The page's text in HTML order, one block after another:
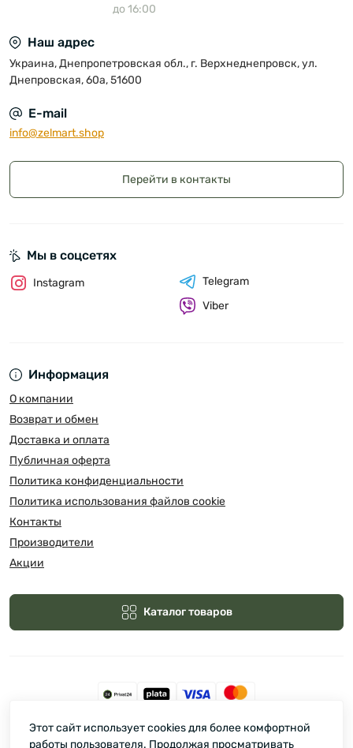
до 16:00
Наш адрес
Украина, Днепропетровская обл., г. Верхнеднепровск, ул.
Днепровская, 60а, 51600
E-mail
info@zelmart.shop
Перейти в контакты
Информация
О компании
Возврат и обмен
Доставка и оплата
Публичная оферта
Политика конфиденциальности
Политика использования файлов cookie
Контакты
Производители
Акции
Каталог товаров
Мы в соцсетях
Instagram
Telegram
Viber
Зелмарт © 2026
Этот сайт использует cookies для более комфортной
работы пользователя. Продолжая просматривать